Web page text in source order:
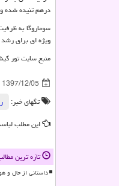
درهم تنیده شده و
سوماروگا به
ویژه ای برای
منبع سایت تور
1397/12/05
تگهای خبر:
این مطلب
تازه ترین
داستانی از حال و